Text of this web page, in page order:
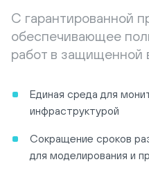
С гарантированной
обеспечивающее
работ в защищенной
Единая среда для
инфраструктурой
Сокращение сроков
для моделирования и